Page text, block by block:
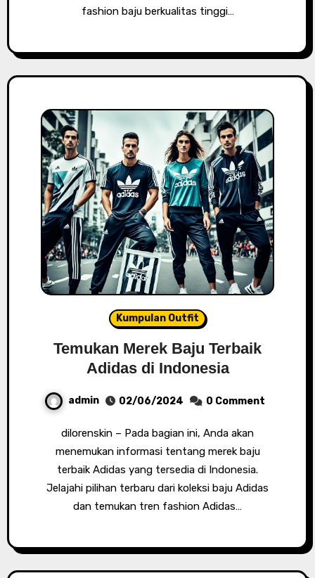
fashion baju berkualitas tinggi…
Kumpulan Outfit
Temukan Merek Baju Terbaik
Adidas di Indonesia
admin 02/06/2024 0 Comment
dilorenskin – Pada bagian ini, Anda akan
menemukan informasi tentang merek baju
terbaik Adidas yang tersedia di Indonesia.
Jelajahi pilihan terbaru dari koleksi baju Adidas
dan temukan tren fashion Adidas…